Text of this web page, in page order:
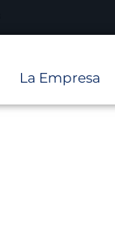
La Empresa